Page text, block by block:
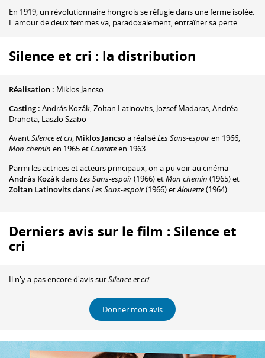
En 1919, un révolutionnaire hongrois se réfugie dans une ferme isolée.
L'amour de deux femmes va, paradoxalement, entraîner sa perte.
Silence et cri : la distribution
Réalisation : Miklos Jancso
Casting : András Kozák,Zoltan Latinovits, Jozsef Madaras,Andréa
Drahota, Laszlo Szabo
AvantSilence et cri, Miklos Jancsoa réaliséLes Sans-espoiren 1966,
Mon chemin en 1965 et Cantateen 1963.
Parmi les actrices et acteurs principaux, on a pu voir au cinéma
András KozákdansLes Sans-espoir(1966) etMon chemin (1965) et
Zoltan LatinovitsdansLes Sans-espoir(1966) etAlouette(1964).
Derniers avis sur le film : Silence et
cri
Il n'y a pas encore d'avis surSilence et cri.
Donner mon avis